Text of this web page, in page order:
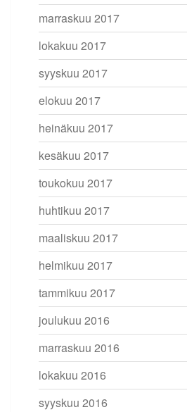
marraskuu 2017
lokakuu 2017
syyskuu 2017
elokuu 2017
heinäkuu 2017
kesäkuu 2017
toukokuu 2017
huhtikuu 2017
maaliskuu 2017
helmikuu 2017
tammikuu 2017
joulukuu 2016
marraskuu 2016
lokakuu 2016
syyskuu 2016